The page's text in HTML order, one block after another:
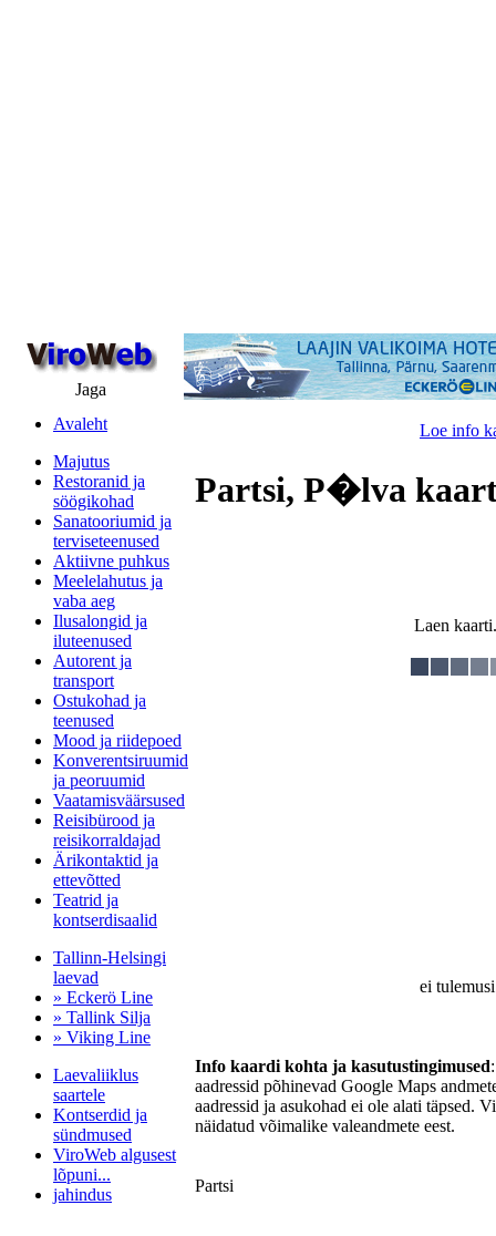
Jaga
Avaleht
Majutus
Restoranid ja
söögikohad
Sanatooriumid ja
terviseteenused
Aktiivne puhkus
Meelelahutus ja
vaba aeg
Ilusalongid ja
iluteenused
Autorent ja
transport
Ostukohad ja
teenused
Mood ja riidepoed
Konverentsiruumid
ja peoruumid
Vaatamisväärsused
Reisibürood ja
reisikorraldajad
Ärikontaktid ja
ettevõtted
Teatrid ja
kontserdisaalid
Tallinn-Helsingi
laevad
» Eckerö Line
» Tallink Silja
» Viking Line
Laevaliiklus
saartele
Kontserdid ja
sündmused
ViroWeb algusest
lõpuni...
jahindus
Loe info
Partsi, P�lva
Laen
ei
Info kaardi kohta ja kasutustingimused
aadressid põhinevad Google Maps
aadressid ja asukohad ei ole alati täpsed.
näidatud võimalike valeandmete eest.
Partsi